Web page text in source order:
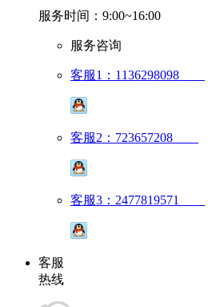
服务时间：9:00~16:00
服务咨询
客服1：1136298098
客服2：723657208
客服3：2477819571
客服
热线